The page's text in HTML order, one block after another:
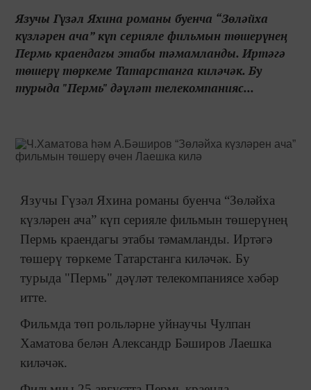
Язучы Гүзәл Яхина романы буенча “Зөләйха
күзләрен ача” күп серияле фильмын төшерүнең
Пермь краендагы этабы тәмамланды. Иртәгә
төшерү төркеме Татарстанга киләчәк. Бу
турыда "Пермь" дәүләт телекомпанияс...
Язучы Гүзәл Яхина романы буенча “Зөләйха
күзләрен ача” күп серияле фильмын төшерүнең
Пермь краендагы этабы тәмамланды. Иртәгә
төшерү төркеме Татарстанга киләчәк. Бу
турыда "Пермь" дәүләт телекомпаниясе хәбәр
итте.
Фильмда төп рольләрне уйнаучы Чулпан
Хаматова белән Александр Бәширов Лаешка
киләчәк.